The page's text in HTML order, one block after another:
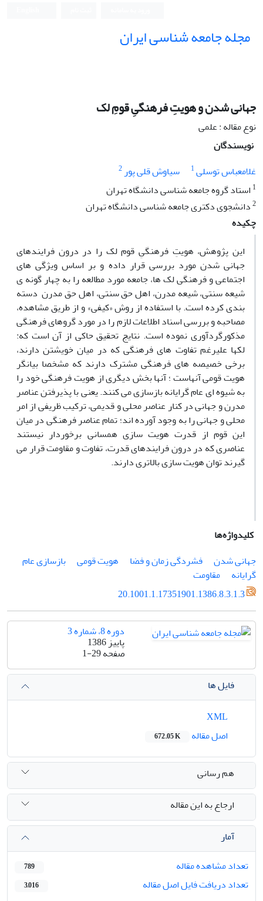
مجله جامعه شناسی ایران
جهانی شدن و هویتِ فرهنگیِ قومِ لک
نوع مقاله : علمی
نویسندگان
غلامعباس توسلی1 سیاوش قلی پور2
1 استاد گروه جامعه شناسی دانشگاه تهران
2دانشجوی دکتری جامعه شناسی دانشگاه تهران
چکیده
این پژوهش، هویتِ فرهنگیِ قوم لک را در درون فرایندهای
جهانی شدن مورد بررسی قرار داده و بر اساس ویژگی های
اجتماعی و فرهنگی لک ها، جامعه مورد مطالعه را به چهار گونه ی
شیعه سنتی، شیعه مدرن، اهل حق سنتی، اهل حق مدرن دسته
بندی کرده است. با استفاده از روش «کیفی» و از طریق مشاهده،
مصاحبه و بررسی اسناد اطلاعات لازم را در مورد گروهای فرهنگی
مذکورگردآوری نموده است. نتایج تحقیق حاکی از آن است که:
لک‏ها علیرغم تفاوت های فرهنگی که در میان خویشتن دارند،
برخی خصیصه های فرهنگی مشترک دارند که مشخصا بیانگر
هویت قومی آنهاست ؛ آنها بخش دیگری از هویت فرهنگی خود را
به شیوه ای عام گرایانه بازسازی می کنند. یعنی با پذیرفتن عناصر
مدرن و جهانی در کنار عناصر محلی و قدیمی، ترکیب ظریفی از امر
محلی و جهانی را به وجود آورده اند؛ تمام عناصر فرهنگی در میان
این قوم از قدرت هویت سازی همسانی برخوردار نیستند
عناصری که در درون فرایندهای قدرت، تفاوت و مقاومت قرار می
گیرند توان هویت سازی بالاتری دارند.
کلیدواژه‌ها
جهانی شدن
فشردگی زمان و فضا هویت قومی
بازسازی عام
گرایانه
مقاومت
20.1001.1.17351901.1386.8.3.1.3
دوره 8، شماره 3
پاییز 1386
صفحه1-29
فایل ها
اصل مقاله
672.05 K
هم رسانی
ارجاع به این مقاله
آمار
تعداد مشاهده مقاله
789
تعداد دریافت فایل اصل مقاله 3,016